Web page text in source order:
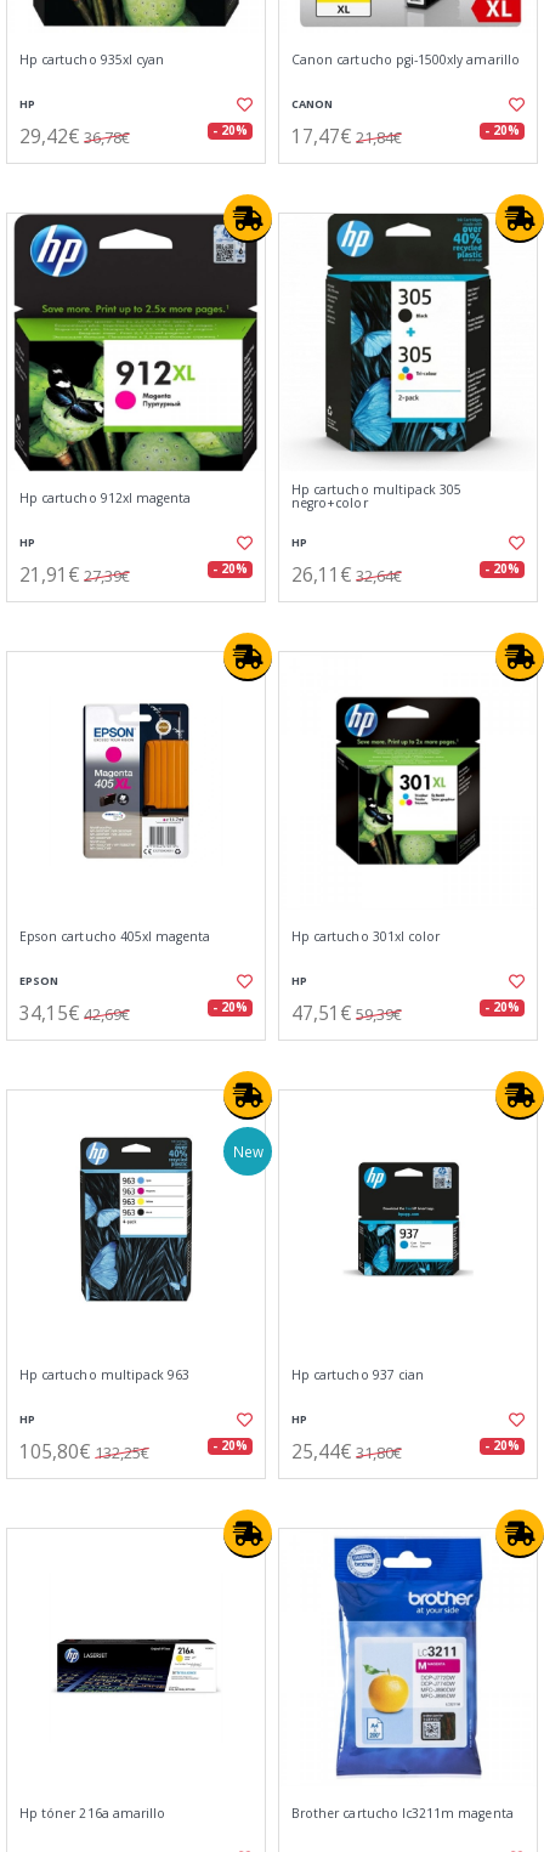
Hp cartucho 935xl cyan
HP
29,42€ 36,78€ - 20%
Canon cartucho pgi-1500xly amarillo
CANON
17,47€ 21,84€ - 20%
Hp cartucho 912xl magenta
HP
21,91€ 27,39€ - 20%
Hp cartucho multipack 305
negro+color
HP
26,11€ 32,64€ - 20%
Epson cartucho 405xl magenta
EPSON
34,15€ 42,69€ - 20%
Hp cartucho 301xl color
HP
47,51€ 59,39€ - 20%
New
Hp cartucho multipack 963
HP
105,80€ 132,25€ - 20%
Hp cartucho 937 cian
HP
25,44€ 31,80€ - 20%
Hp tóner 216a amarillo Brother cartucho lc3211m magenta